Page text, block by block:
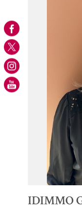
IDIMMO